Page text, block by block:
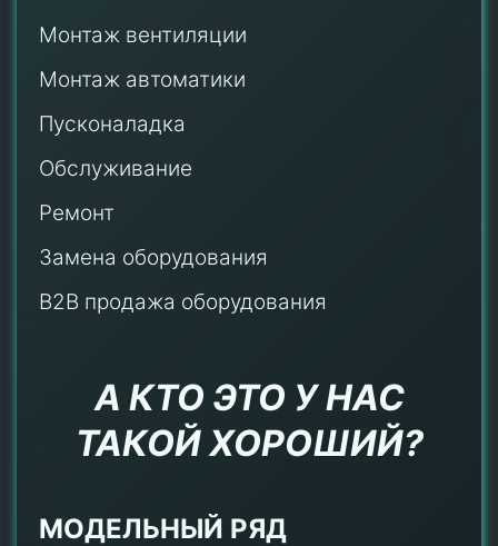
Монтаж вентиляции
Монтаж автоматики
Пусконаладка
Обслуживание
Ремонт
Замена оборудования
B2B продажа оборудования
А КТО ЭТО У НАС
ТАКОЙ ХОРОШИЙ?
МОДЕЛЬНЫЙ РЯД